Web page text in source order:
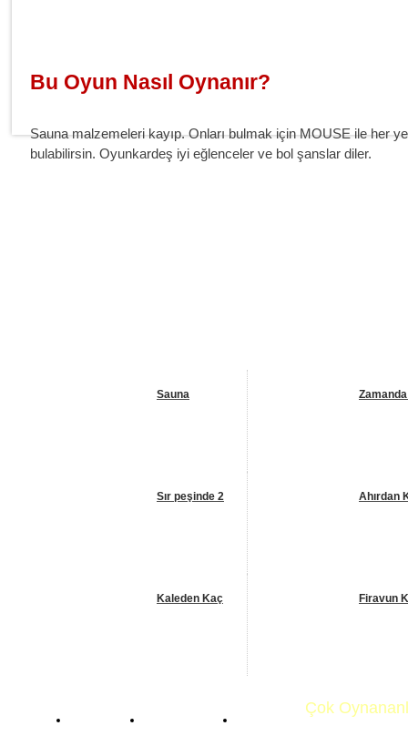
Bu Oyun Nasıl Oynanır?
Sauna malzemeleri kayıp. Onları bulmak için MOUSE ile her
bulabilirsin. Oyunkardeş iyi eğlenceler ve bol şanslar diler.
Sauna
Sır peşinde 2 Ahırdan
Kaleden Kaç Firavun
Çok